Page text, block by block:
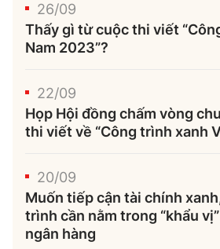
26/09
Thấy gì từ cuộc thi viết
Nam 2023”?
22/09
Họp Hội đồng chấm vòng
thi viết về “Công trình xanh
20/09
Muốn tiếp cận tài chính
trình cần nằm trong “khẩu
ngân hàng